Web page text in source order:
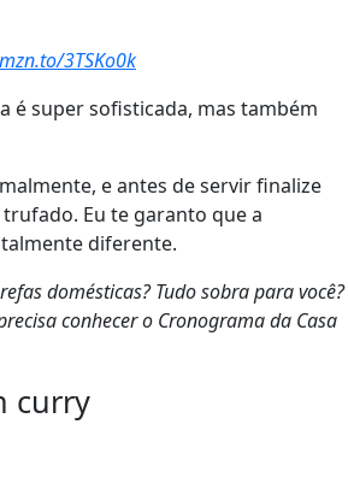
3TSKo0k
é super sofisticada, mas também
e antes de servir finalize
Eu te garanto que a
diferente.
domésticas? Tudo sobra para você?
conhecer o Cronograma da Casa
curry